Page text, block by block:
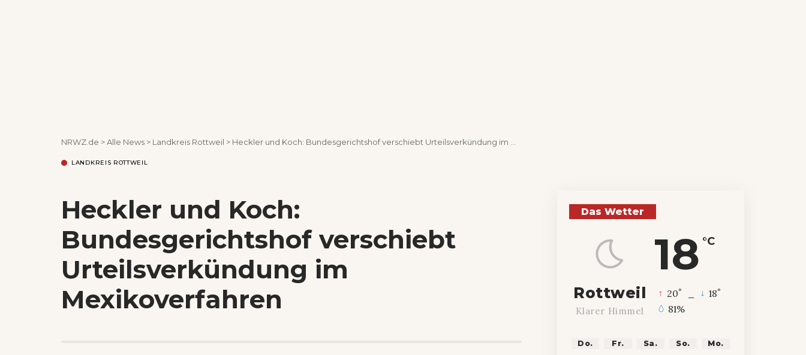
NRWZ.de >Alle News > Landkreis Rottweil > Heckler und Koch: Bundesgerichtshof verschiebt Urteilsverkündung im Mexikoverfahren
LANDKREIS ROTTWEIL
Heckler und Koch:
Bundesgerichtshof verschiebt
Urteilsverkündung im
Mexikoverfahren
Das Wetter
18 °C
Rottweil
Klarer Himmel
20° 18°
81%
Do. Fr. Sa. So. Mo.